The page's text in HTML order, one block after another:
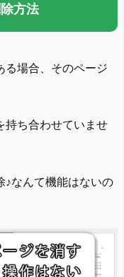
方法
る場合、そのページ
持ち合わせていませ
♪なんて機能はないの